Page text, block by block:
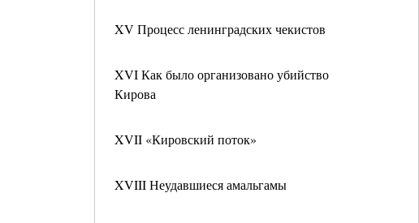
XV Процесс ленинградских чекистов
XVI Как было организовано убийство
Кирова
XVII «Кировский поток»
XVIII Неудавшиеся амальгамы